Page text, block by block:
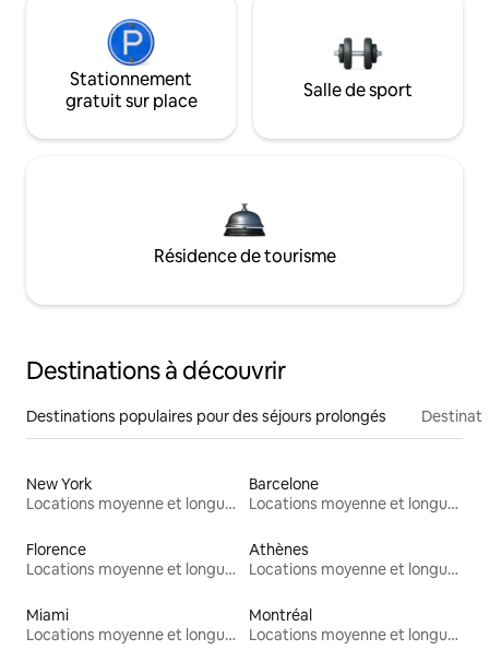
Stationnement
gratuit sur place
Salle de sport
Résidence de tourisme
Destinations à découvrir
Destinations populaires pour des séjours prolongés
New York
Locations moyenne et longue durée
Barcelone
Locations moyenne et longue durée
Florence
Locations moyenne et longue durée
Athènes
Locations moyenne et longue durée
Miami
Locations moyenne et longue durée
Montréal
Locations moyenne et longue durée